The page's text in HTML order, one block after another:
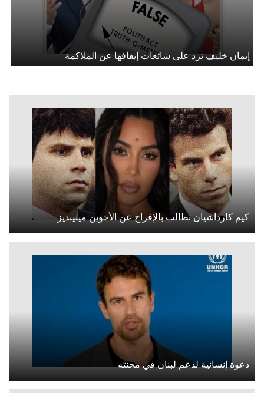
إيمان خليف ترد على شائعات إيقافها عن الملاكمة
كيم كارداشيان تطالب بالإفراج عن الأخوين مينينديز
دعوة إنسانية لدعم لبنان في محنته